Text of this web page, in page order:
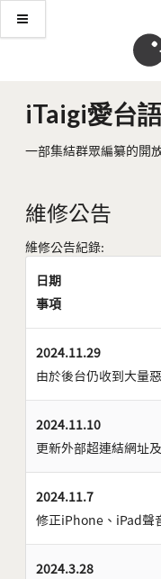
iTaigi愛台
一部集結群眾編纂的開
維修公告
維修公告紀錄:
日期
事項
2024.11.29
由於後台仍收到大量
2024.11.10
更新外部超連結網址
2024.11.7
修正iPhone、iPad聲
2024.3.28